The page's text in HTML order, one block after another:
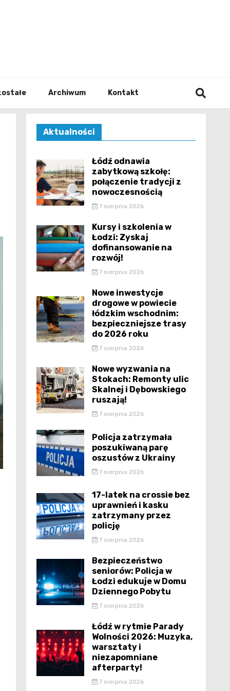
Archiwum Kontakt
Aktualności
Łódź odnawia
zabytkową szkołę:
połączenie tradycji z
nowoczesnością
7 sierpnia 2026
Kursy i szkolenia w
Łodzi: Zyskaj
dofinansowanie na
rozwój!
7 sierpnia 2026
Nowe inwestycje
drogowe w powiecie
łódzkim wschodnim:
bezpieczniejsze trasy
do 2026 roku
7 sierpnia 2026
Nowe wyzwania na
Stokach: Remonty ulic
Skalnej i Dębowskiego
ruszają!
7 sierpnia 2026
Policja zatrzymała
poszukiwaną parę
oszustów z Ukrainy
7 sierpnia 2026
17-latek na crossie bez
uprawnień i kasku
zatrzymany przez
policję
7 sierpnia 2026
Bezpieczeństwo
seniorów: Policja w
Łodzi edukuje w Domu
Dziennego Pobytu
7 sierpnia 2026
Łódź w rytmie Parady
Wolności 2026: Muzyka,
warsztaty i
niezapomniane
afterparty!
7 sierpnia 2026